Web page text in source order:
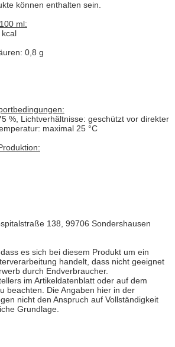
können enthalten sein.
ml:
0,8 g
%, Lichtverhältnisse: geschützt vor direkter
maximal 25 °C
138, 99706 Sondershausen
es sich bei diesem Produkt um ein
handelt, dass nicht geeignet
durch Endverbraucher.
im Artikeldatenblatt oder auf dem
beachten. Die Angaben hier in der
nicht den Anspruch auf Vollständigkeit
Grundlage.